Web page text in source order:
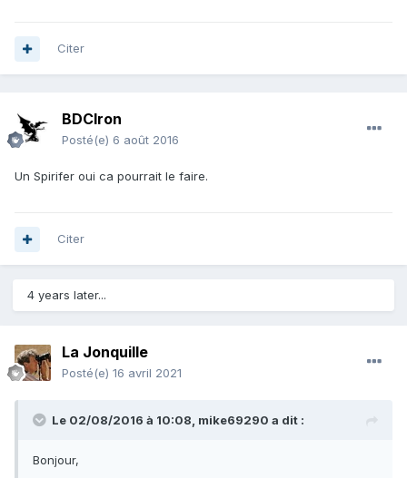
Citer
BDCIron
Posté(e) 6 août 2016
Un Spirifer oui ca pourrait le faire.
Citer
4 years later...
La Jonquille
Posté(e) 16 avril 2021
Le 02/08/2016 à 10:08, mike69290 a dit :
Bonjour,